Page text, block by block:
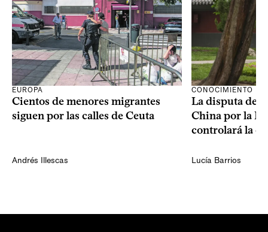
EUROPA
Cientos de menores migrantes
siguen por las calles de Ceuta
Andrés Illescas
CONOCIMIENTO
La disputa de
China por la
controlará la
Lucía Barrios